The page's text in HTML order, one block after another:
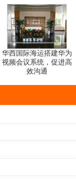
华西国际海运搭建华为
视频会议系统，促进高
效沟通